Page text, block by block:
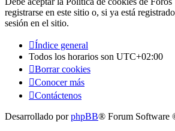
registrarse en este sitio o, si ya está
sesión en el sitio.
Índice general
Todos los horarios son UTC+02:00
Borrar cookies
Conocer más
Contáctenos
Desarrollado porphpBB® Forum Software